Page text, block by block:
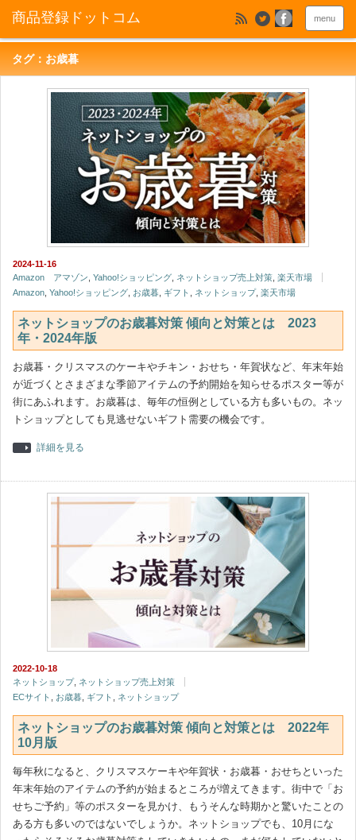
menu
タグ：お歳暮
2024-11-16
Amazon アマゾン Yahoo!ショッピング ネットショップ売上対策 楽天市場
Amazon Yahoo!ショッピング お歳暮 ギフト ネットショップ, 楽天市場
ネットショップのお歳暮対策 傾向と対策とは 2023
年・2024年版
お歳暮・クリスマスのケーキやチキン・おせち・年賀状など、年末年始
が近づくとさまざまな季節アイテムの予約開始を知らせるポスター等が
街にあふれます。お歳暮は、毎年の恒例としている方も多いもの。ネッ
トショップとしても見逃せないギフト需要の機会です。
詳細を見る
2022-10-18
ネットショップ, ネットショップ売上対策
ECサイト
お歳暮 ギフト ネットショップ
ネットショップのお歳暮対策 傾向と対策とは 2022年
10月版
毎年秋になると、クリスマスケーキや年賀状・お歳暮・おせちといった
年末年始のアイテムの予約が始まるところが増えてきます。街中で「お
せちご予約」等のポスターを見かけ、もうそんな時期かと驚いたことの
ある方も多いのではないでしょうか。ネットショップでも、10月にな